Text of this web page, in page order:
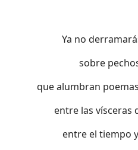
Ya no
sobre
que alumbran
entre las vísceras
entre el tiempo